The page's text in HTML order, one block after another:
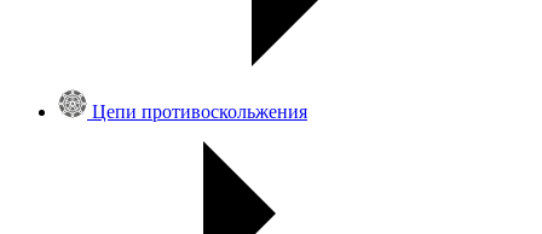
Цепи противоскольжения